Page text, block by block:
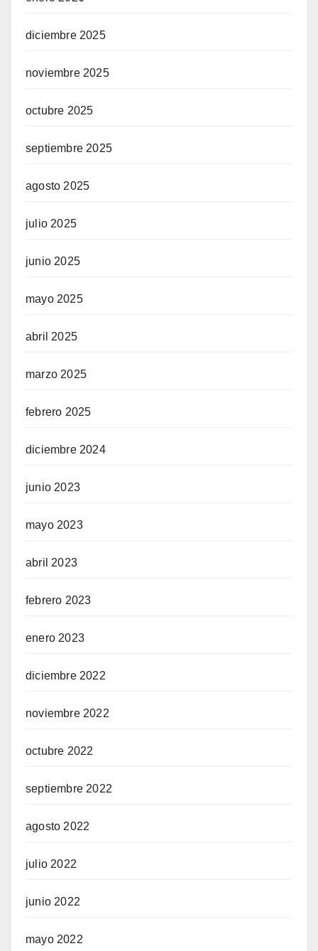
diciembre 2025
noviembre 2025
octubre 2025
septiembre 2025
agosto 2025
julio 2025
junio 2025
mayo 2025
abril 2025
marzo 2025
febrero 2025
diciembre 2024
junio 2023
mayo 2023
abril 2023
febrero 2023
enero 2023
diciembre 2022
noviembre 2022
octubre 2022
septiembre 2022
agosto 2022
julio 2022
junio 2022
mayo 2022